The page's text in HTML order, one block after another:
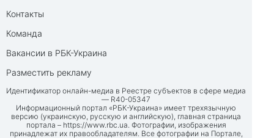
Контакты
Команда
Вакансии в РБК-Украина
Разместить рекламу
Идентификатор онлайн-медиа в Реестре субъектов в сфере медиа
— R40-05347
Информационный портал «РБК-Украина» имеет трехязычную
версию (украинскую, русскую и английскую), главная страница
портала – https://www.rbc.ua. Фотографии, изображения
принадлежат их правообладателям. Все фотографии на Портале,